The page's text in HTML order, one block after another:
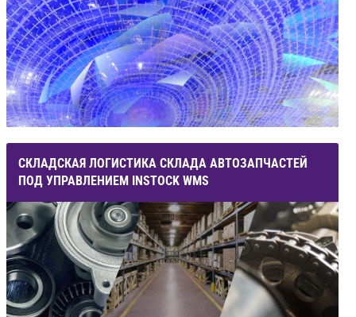
СКЛАДСКАЯ ЛОГИСТИКА СКЛАДА АВТОЗАПЧАСТЕЙ
ПОД УПРАВЛЕНИЕМ INSTOCK WMS